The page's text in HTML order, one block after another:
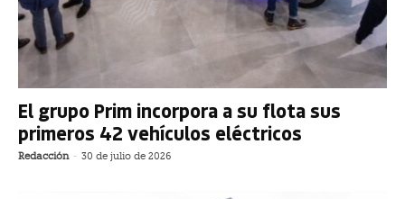
El grupo Prim incorpora a su flota sus
primeros 42 vehículos eléctricos
Redacción - 30 de julio de 2026